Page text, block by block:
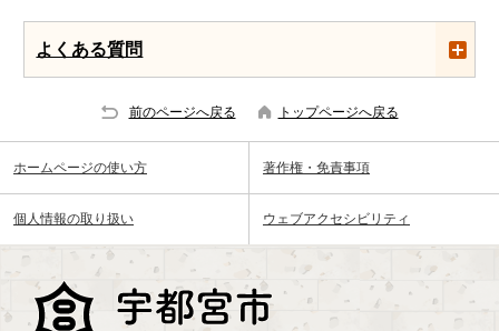
よくある質問
前のページへ戻る トップページへ戻る
ホームページの使い方 著作権・免責事項
個人情報の取り扱い ウェブアクセシビリティ